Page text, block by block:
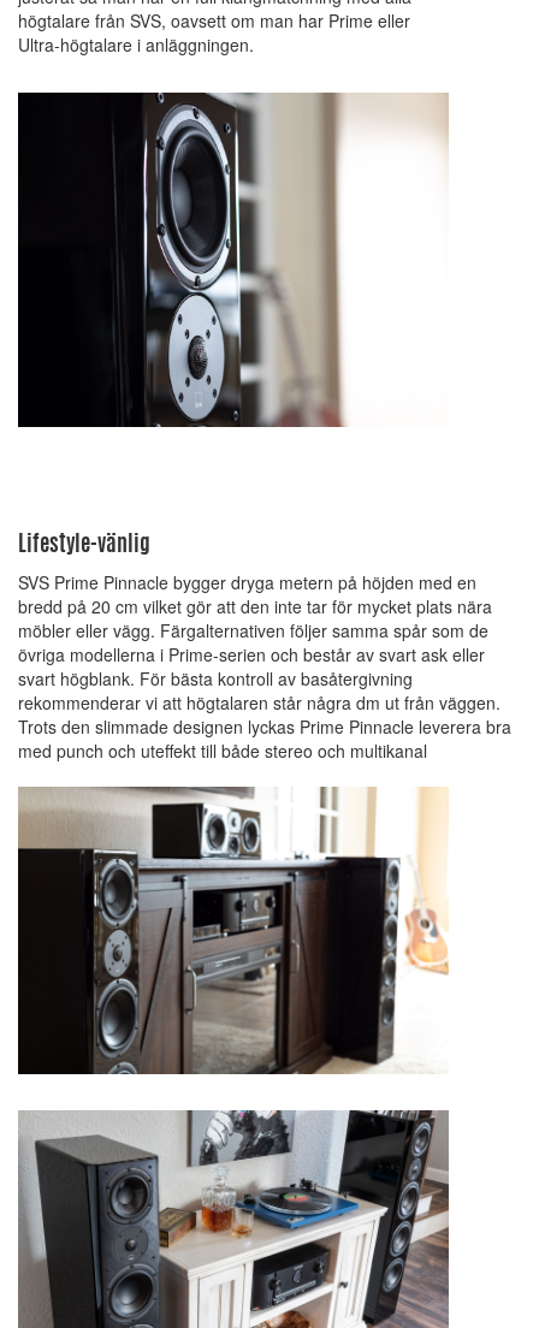
högtalare från SVS, oavsett om man har Prime eller
Ultra-högtalare i anläggningen.
Lifestyle-vänlig
SVS Prime Pinnacle bygger dryga metern på höjden med en
bredd på 20 cm vilket gör att den inte tar för mycket plats nära
möbler eller vägg. Färgalternativen följer samma spår som de
övriga modellerna i Prime-serien och består av svart ask eller
svart högblank. För bästa kontroll av basåtergivning
rekommenderar vi att högtalaren står några dm ut från väggen.
Trots den slimmade designen lyckas Prime Pinnacle leverera bra
med punch och uteffekt till både stereo och multikanal